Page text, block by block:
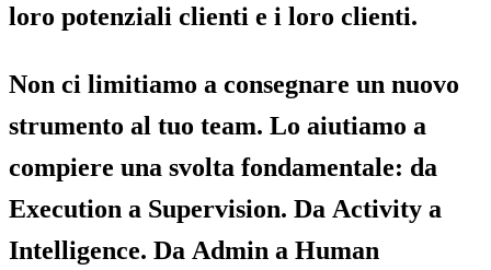
loro potenziali clienti e i loro clienti.
Non ci limitiamo a consegnare un nuovo
strumento al tuo team. Lo aiutiamo a
compiere una svolta fondamentale: da
Execution a Supervision. Da Activity a
Intelligence. Da Admin a Human